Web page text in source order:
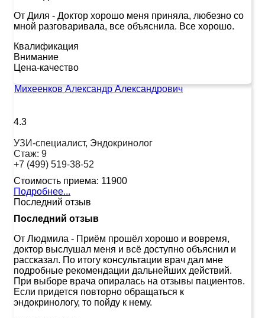
От Диля - Доктор хорошо меня приняла, любезно со
мной разговаривала, все объяснила. Все хорошо.
Квалификация
Внимание
Цена-качество
Михеенков Александр Александрович
4.3
УЗИ-специалист, Эндокринолог
Стаж: 9
+7 (499) 519-38-52
Стоимость приема: 11900
Подробнее...
Последний отзыв
Последний отзыв
От Людмила - Приём прошёл хорошо и вовремя,
доктор выслушал меня и всё доступно объяснил и
рассказал. По итогу консультации врач дал мне
подробные рекомендации дальнейших действий.
При выборе врача опиралась на отзывы пациентов.
Если придется повторно обращаться к
эндокринологу, то пойду к нему.